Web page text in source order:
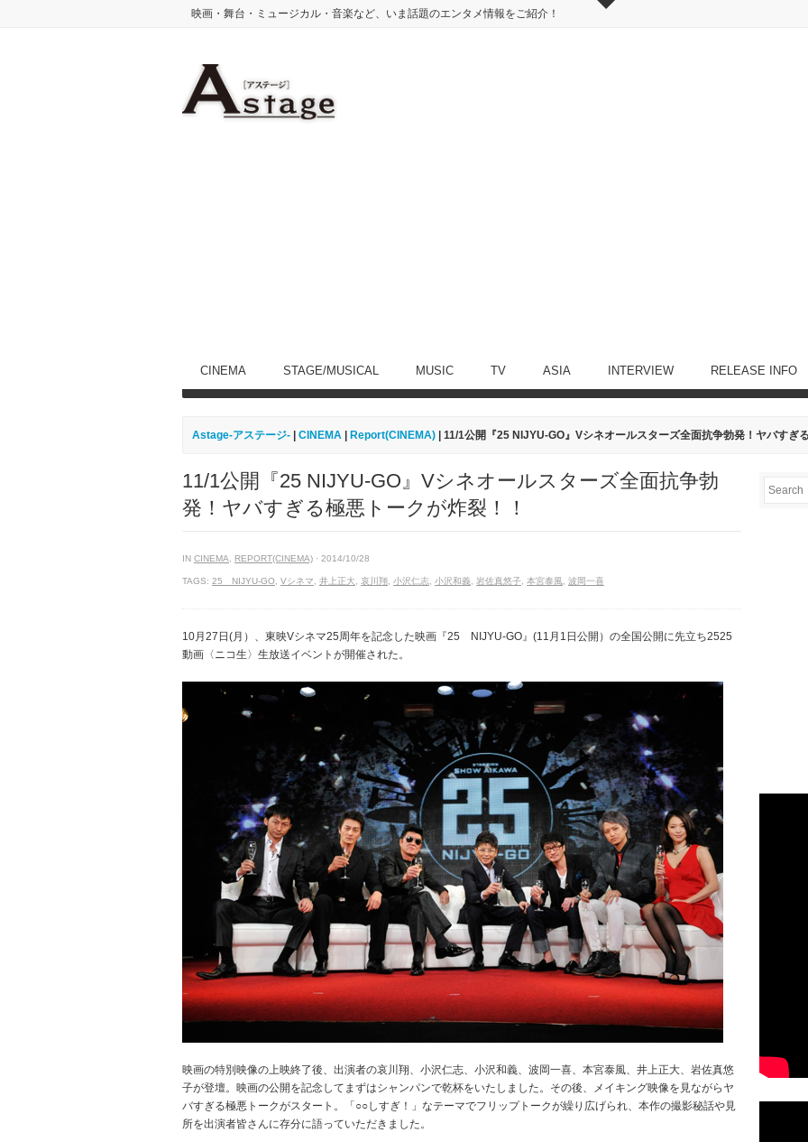
映画・舞台・ミュージカル・音楽など、いま話題のエンタメ情報をご紹介！
CINEMA STAGE/MUSICAL MUSIC TV ASIA INTERVIEW RELEASE INFO
Astage-アステージ- CINEMA Report(CINEMA) | 11/1公開『25 NIJYU-GO』Vシネオールスターズ全面抗争勃発！ヤバすぎ
11/1公開『25 NIJYU-GO』Vシネオールスターズ全面抗争勃
発！ヤバすぎる極悪トークが炸裂！！
IN CINEMA REPORT(CINEMA) · 2014/10/28
TAGS: 25 NIJYU-GO Vシネマ 井上正大 哀川翔 小沢仁志 小沢和義 岩佐真悠子 本宮泰風 波岡一喜
10月27日(月）、東映Vシネマ25周年を記念した映画『25 NIJYU-GO』(11月1日公開）の全国公開に先立ち2525
動画〈ニコ生〉生放送イベントが開催された。
映画の特別映像の上映終了後、出演者の哀川翔、小沢仁志、小沢和義、波岡一喜、本宮泰風、井上正大、岩佐真悠
子が登壇。映画の公開を記念してまずはシャンパンで乾杯をいたしました。その後、メイキング映像を見ながらヤ
バすぎる極悪トークがスタート。「○○しすぎ！」なテーマでフリップトークが繰り広げられ、本作の撮影秘話や見
所を出演者皆さんに存分に語っていただきました。